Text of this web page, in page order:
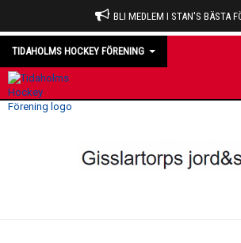
BLI MEDLEM I STAN'S BÄSTA
TIDAHOLMS HOCKEY FÖRENING